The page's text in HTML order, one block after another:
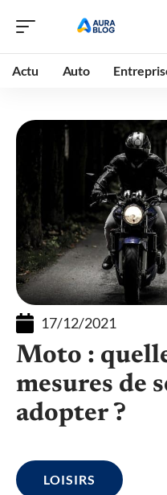
Actu Auto
17/12/2021
Moto :
mesures de
adopter ?
LOISIRS